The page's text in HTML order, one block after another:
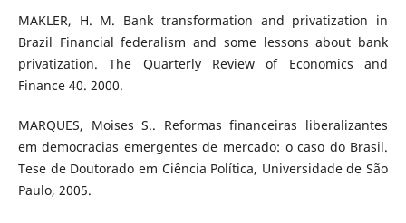
MAKLER, H. M. Bank transformation and privatization in
Brazil Financial federalism and some lessons about bank
privatization. The Quarterly Review of Economics and
Finance 40. 2000.
MARQUES, Moises S.. Reformas financeiras liberalizantes
em democracias emergentes de mercado: o caso do Brasil.
Tese de Doutorado em Ciência Política, Universidade de São
Paulo, 2005.